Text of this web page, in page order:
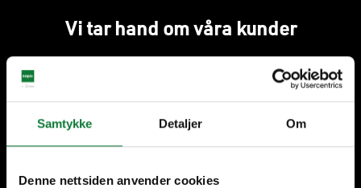
Samtykke Detaljer Om
Denne nettsiden anvender cookies
Vi tar hand om våra kunder